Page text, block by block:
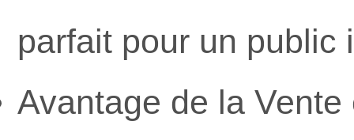
parfait pour un public
Avantage de la